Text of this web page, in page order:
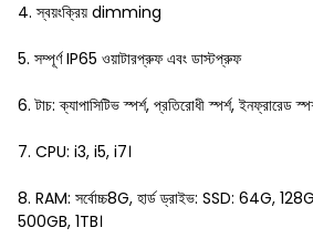
4. স্বয়ংক্রিয় dimming
5. সম্পূর্ণ IP65 ওয়াটারপ্রুফ এবং ডাস্টপ্রুফ
6. টাচ: ক্যাপাসিটিভ স্পর্শ, প্রতিরোধী স্পর্শ, ইনফ্রারেড
7. CPU: i3, i5, i7।
8. RAM: সর্বোচ্চ8G, হার্ড ড্রাইভ: SSD: 64G,
500GB, 1TB।